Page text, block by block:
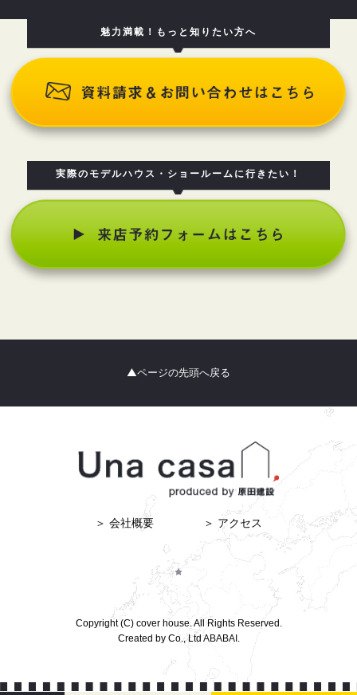
魅力満載！もっと知りたい方へ
実際のモデルハウス・ショールームに行きたい！
▲ページの先頭へ戻る
＞ 会社概要 ＞ アクセス
Copyright (C) cover house. All Rights Reserved.
Created by Co., LtdABABAI.